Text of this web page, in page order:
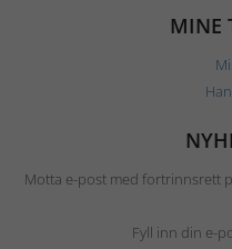
MINE
Motta e-post med fortrinnsrett
Fyll inn din e-